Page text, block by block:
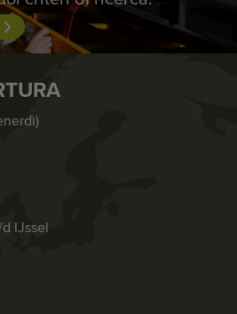
IJssel